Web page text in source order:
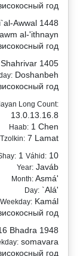
год
Awwal 1448
al-'ithnayn
год
1405
Doshanbeh
год
Long Count:
13.0.13.16.8
Haab: 1 Chen
Tzolkin: 7 Lamat
1 Váhid: 10
Year: Javáb
Month: Asmá'
Day: `Alá'
Weekday: Kamál
год
Bhadra 1948
somavara
год